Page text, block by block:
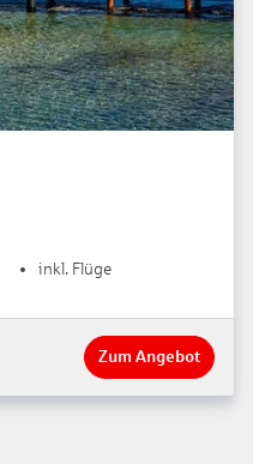
inkl. Flüge
Zum Angebot